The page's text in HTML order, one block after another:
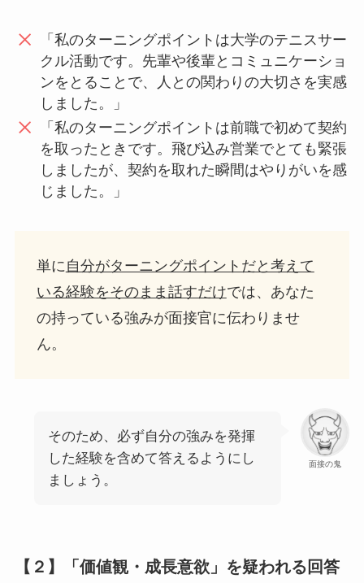
「私のターニングポイントは大学のテニスサー
クル活動です。先輩や後輩とコミュニケーショ
ンをとることで、人との関わりの大切さを実感
しました。」
「私のターニングポイントは前職で初めて契約
を取ったときです。飛び込み営業でとても緊張
しましたが、契約を取れた瞬間はやりがいを感
じました。」
単に自分がターニングポイントだと考えて
いる経験をそのまま話すだけでは、あなた
の持っている強みが面接官に伝わりませ
ん。
面接の鬼
そのため、必ず自分の強みを発揮
した経験を含めて答えるようにし
ましょう。
【２】「価値観・成長意欲」を疑われる回答